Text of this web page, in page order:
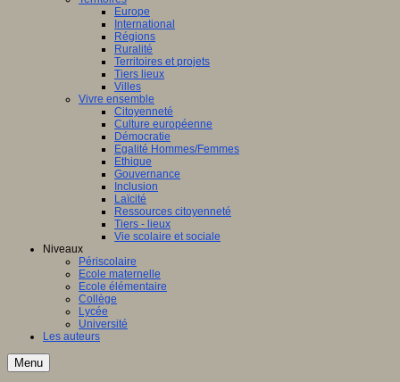
Europe
International
Régions
Ruralité
Territoires et projets
Tiers lieux
Villes
Vivre ensemble
Citoyenneté
Culture européenne
Démocratie
Egalité Hommes/Femmes
Ethique
Gouvernance
Inclusion
Laïcité
Ressources citoyenneté
Tiers - lieux
Vie scolaire et sociale
Niveaux
Périscolaire
Ecole maternelle
Ecole élémentaire
Collège
Lycée
Université
Les auteurs
Menu